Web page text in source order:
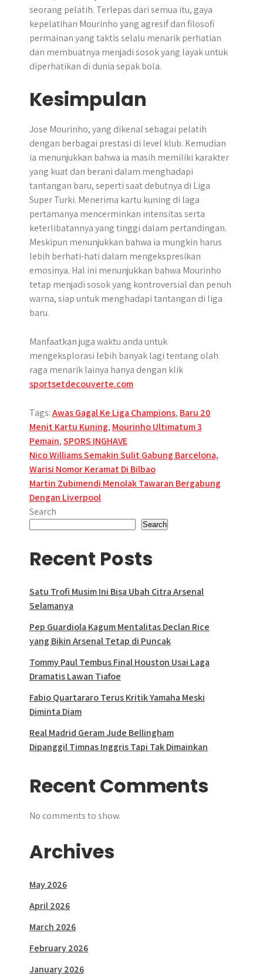
seorang pelatih. Terlepas dari semua itu, gaya
kepelatihan Mourinho yang agresif dan filosofi
permainan yang taktis selalu menarik perhatian
dan membuatnya menjadi sosok yang layak untuk
diperhatikan di dunia sepak bola.
Kesimpulan
Jose Mourinho, yang dikenal sebagai pelatih
dengan berbagai prestasi di level klub. Kemudian
ia menunjukkan bahwa ia masih memiliki karakter
yang kuat dan berani dalam menghadapi
tantangan baru, seperti saat debutnya di Liga
Super Turki. Menerima kartu kuning di laga
pertamanya mencerminkan intensitas serta
keterlibatannya yang tinggi dalam pertandingan.
Meskipun menunjukkan bahwa ia mungkin harus
lebih berhati-hati dalam mengekspresikan
emosinya. Hal ini menunjukkan bahwa Mourinho
tetap menjadi sosok yang kontroversial dan penuh
warna, siap untuk menghadapi tantangan di liga
baru.
Manfaatkan juga waktu anda untuk
mengeksplorasi lebih banyak lagi tentang olah
raga menarik lainya hanya dengan klik
sportsetdecouverte.com
Tags:Awas Gagal Ke Liga Champions, Baru 20
Menit Kartu Kuning, Mourinho Ultimatum 3
Pemain,SPORS INGHAVE
Post
navigation
Nico Williams Semakin Sulit Gabung Barcelona,
Warisi Nomor Keramat Di Bilbao
Martin Zubimendi Menolak Tawaran Bergabung
Dengan Liverpool
Search
Search
Recent Posts
Satu Trofi Musim Ini Bisa Ubah Citra Arsenal
Selamanya
Pep Guardiola Kagum Mentalitas Declan Rice
yang Bikin Arsenal Tetap di Puncak
Tommy Paul Tembus Final Houston Usai Laga
Dramatis Lawan Tiafoe
Fabio Quartararo Terus Kritik Yamaha Meski
Diminta Diam
Real Madrid Geram Jude Bellingham
Dipanggil Timnas Inggris Tapi Tak Dimainkan
Recent Comments
No comments to show.
Archives
May 2026
April 2026
March 2026
February 2026
January 2026